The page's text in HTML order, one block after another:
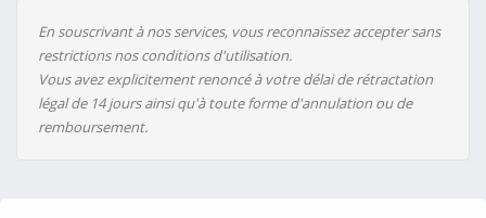
En souscrivant à nos services, vous reconnaissez accepter sans
restrictions nos conditions d'utilisation.
Vous avez explicitement renoncé à votre délai de rétractation
légal de 14 jours ainsi qu'à toute forme d'annulation ou de
remboursement.